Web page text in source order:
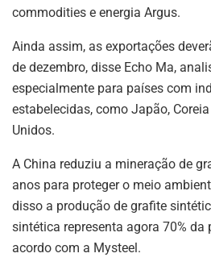
commodities e energia Argus.
Ainda assim, as exportações
de dezembro, disse Echo Ma,
especialmente para países com
estabelecidas, como Japão,
Unidos.
A China reduziu a mineração de
anos para proteger o meio
disso a produção de grafite
sintética representa agora 70% da
acordo com a Mysteel.